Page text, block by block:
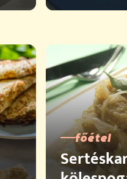
főétel